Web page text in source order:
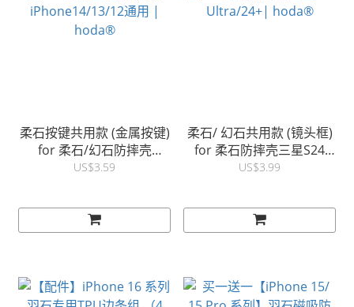
柔石按键共用款 (金属按键)
for 柔石/幻石防摔壳
iPhone14/13/12通用 |
US$3.59
柔石/ 幻石共用款 (镜头框)
for 柔石防摔壳三星S24
Ultra/24+| hoda®
US$3.99